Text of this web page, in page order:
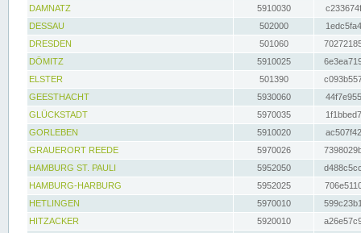
DAMNATZ
5910030
DESSAU
502000
DRESDEN
501060
DÖMITZ
5910025
ELSTER
501390
GEESTHACHT
5930060
GLÜCKSTADT
5970035
GORLEBEN
5910020
GRAUERORT REEDE
5970026
HAMBURG ST. PAULI
5952050
HAMBURG-HARBURG
5952025
HETLINGEN
5970010
HITZACKER
5920010